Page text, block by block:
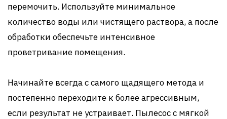
перемочить. Используйте минимальное
количество воды или чистящего раствора, а после
обработки обеспечьте интенсивное
проветривание помещения.
Начинайте всегда с самого щадящего метода и
постепенно переходите к более агрессивным,
если результат не устраивает. Пылесос с мягкой